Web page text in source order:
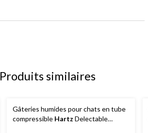
Produits similaires
Gâteries humides pour chats en tube
compressible Hartz Delectable